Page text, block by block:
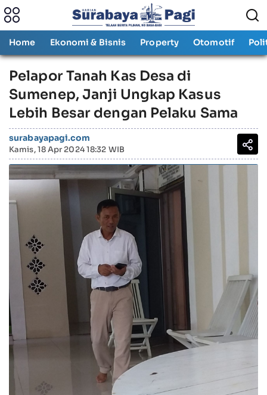
Home Ekonomi & Bisnis Property Otomotif
Pelapor Tanah Kas Desa di
Sumenep, Janji Ungkap Kasus
Lebih Besar dengan Pelaku Sama
surabayapagi.com
Kamis, 18 Apr 2024 18:32 WIB